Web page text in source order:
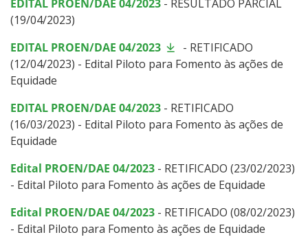
EDITAL PROEN/DAE 04/2023 - RESULTADO PARCIAL
(19/04/2023)
EDITAL PROEN/DAE 04/2023
- RETIFICADO
(12/04/2023) - Edital Piloto para Fomento às ações de
Equidade
EDITAL PROEN/DAE 04/2023 - RETIFICADO
(16/03/2023) - Edital Piloto para Fomento às ações de
Equidade
Edital PROEN/DAE 04/2023 - RETIFICADO (23/02/2023)
- Edital Piloto para Fomento às ações de Equidade
Edital PROEN/DAE 04/2023 - RETIFICADO (08/02/2023)
- Edital Piloto para Fomento às ações de Equidade